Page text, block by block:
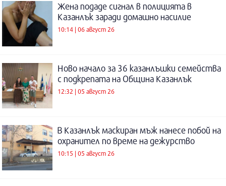
Жена подаде сигнал в полицията в
Казанлък заради домашно насилие
10:14 | 06 август 26
Ново начало за 36 казанлъшки семейства
с подкрепата на Община Казанлък
12:32 | 05 август 26
В Казанлък маскиран мъж нанесе побой на
охранител по време на дежурство
10:15 | 05 август 26